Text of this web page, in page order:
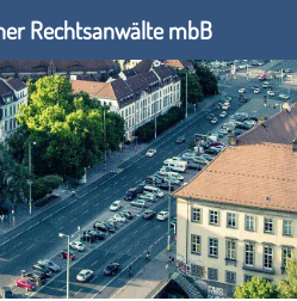
Rechtsanwälte mbB